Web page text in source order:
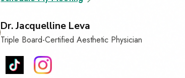
Dr. Jacquelline Leva
Triple Board-Certified Aesthetic Physician